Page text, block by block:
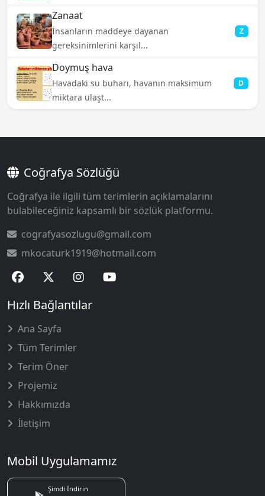
Zanaat
İnsanların maddeye dayanan
gereksinimlerini karşıl...
Z
Doymuş hava
Havadaki su buharı, havanın maksimum
miktara ulaşt...
D
Coğrafya Sözlüğü
Coğrafya ile ilgili tüm terimlerin açıklamalarını
bulabileceğiniz kapsamlı bir sözlük platformu.
cografyasozlugu@gmail.com
mkocaturk1919@hotmail.com
Hızlı Bağlantılar
Ana Sayfa
Tüm Terimler
Terim Öner
Projemiz
Hakkımızda
İletişim
Mobil Uygulamamız
Şimdi İndirin